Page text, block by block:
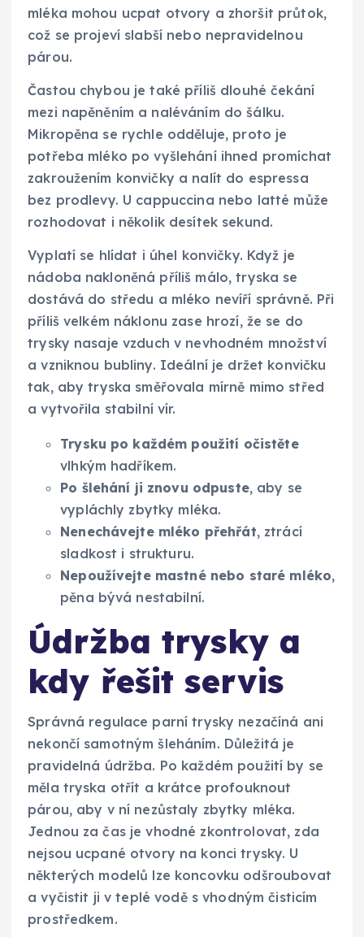
mléka mohou ucpat otvory a zhoršit průtok,
což se projeví slabší nebo nepravidelnou
párou.
Častou chybou je také příliš dlouhé čekání
mezi napěněním a naléváním do šálku.
Mikropěna se rychle odděluje, proto je
potřeba mléko po vyšlehání ihned promíchat
zakroužením konvičky a nalít do espressa
bez prodlevy. U cappuccina nebo latté může
rozhodovat i několik desítek sekund.
Vyplatí se hlídat i úhel konvičky. Když je
nádoba nakloněná příliš málo, tryska se
dostává do středu a mléko nevíří správně. Při
příliš velkém náklonu zase hrozí, že se do
trysky nasaje vzduch v nevhodném množství
a vzniknou bubliny. Ideální je držet konvičku
tak, aby tryska směřovala mírně mimo střed
a vytvořila stabilní vír.
Trysku po každém použití očistěte
vlhkým hadříkem.
Po šlehání ji znovu odpuste, aby se
vypláchly zbytky mléka.
Nenechávejte mléko přehřát, ztrácí
sladkost i strukturu.
Nepoužívejte mastné nebo staré mléko,
pěna bývá nestabilní.
Údržba trysky a
kdy řešit servis
Správná regulace parní trysky nezačíná ani
nekončí samotným šleháním. Důležitá je
pravidelná údržba. Po každém použití by se
měla tryska otřít a krátce profouknout
párou, aby v ní nezůstaly zbytky mléka.
Jednou za čas je vhodné zkontrolovat, zda
nejsou ucpané otvory na konci trysky. U
některých modelů lze koncovku odšroubovat
a vyčistit ji v teplé vodě s vhodným čisticím
prostředkem.